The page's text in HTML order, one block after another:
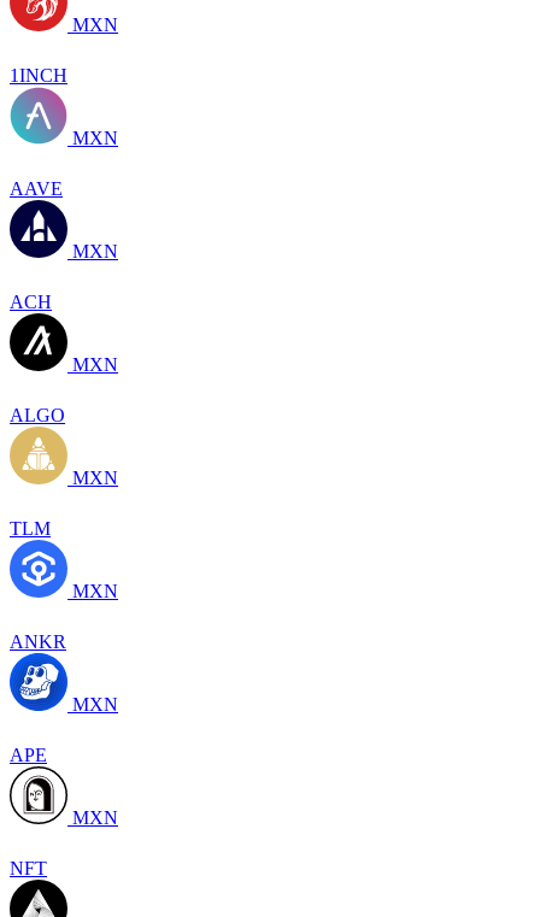
MXN
1INCH
MXN
AAVE
MXN
ACH
MXN
ALGO
MXN
TLM
MXN
ANKR
MXN
APE
MXN
NFT